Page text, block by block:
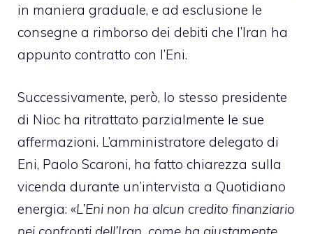
in maniera graduale, e ad esclusione le
consegne a rimborso dei debiti che l’Iran ha
appunto contratto con l’Eni.
Successivamente, però, lo stesso presidente
di Nioc ha ritrattato parzialmente le sue
affermazioni. L’amministratore delegato di
Eni, Paolo Scaroni, ha fatto chiarezza sulla
vicenda durante un’intervista a Quotidiano
energia: «L’Eni non ha alcun credito finanziario